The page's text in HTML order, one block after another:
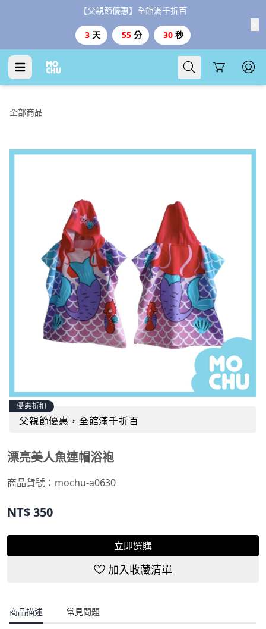
【父親節優惠】全館滿千折百
3 天 55 分 29 秒
Cart
全部商品
優惠折扣
父親節優惠，全館滿千折百
漂亮美人魚連帽浴袍
商品貨號： mochu-a0630
NT$350
立即選購
加入收藏清單
商品描述 常見問題